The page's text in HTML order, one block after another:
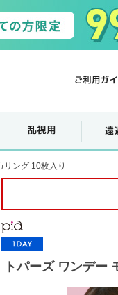
リング 10枚入り
トパーズ ワンデー